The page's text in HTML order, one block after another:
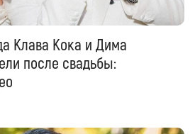
Клава Кока и Дима
после свадьбы: